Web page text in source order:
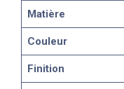
Matière
Couleur
Finition